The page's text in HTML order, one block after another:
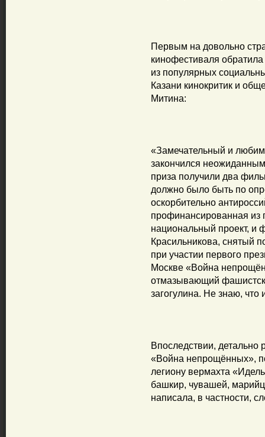
Первым на довольно
кинофестиваля
из популярных
Казани кинокритик и
Митина:
«Замечательный и
закончился
приза получили два
должно было быть по
оскорбительно
профинансированная из
национальный проект, и
Красильникова, снятый
при участии первого
Москве «Война
отмазывающий
загогулина. Не знаю, что
Впоследствии,
«Война непрощённых»,
легиону вермахта
башкир, чувашей,
написала, в частности,